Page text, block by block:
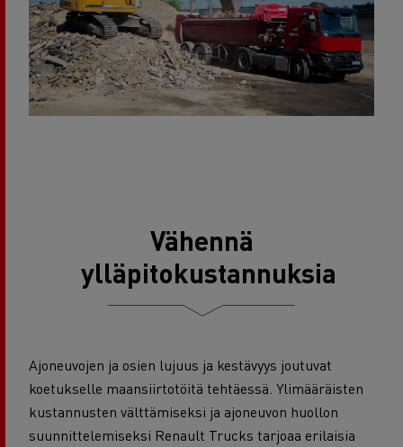
Vähennä
ylläpitokustannuksia
Ajoneuvojen ja osien lujuus ja kestävyys joutuvat
koetukselle maansiirtotöitä tehtäessä. Ylimääräisten
kustannusten välttämiseksi ja ajoneuvon huollon
suunnittelemiseksi Renault Trucks tarjoaa erilaisia